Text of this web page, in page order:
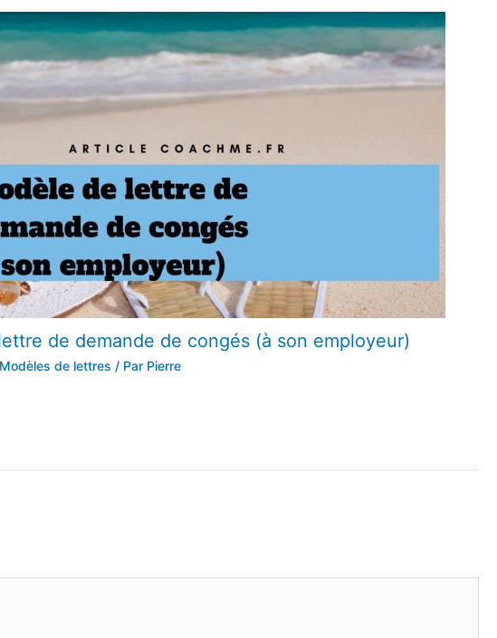
de demande de congés (à son employeur)
Modèles de lettres / Par Pierre